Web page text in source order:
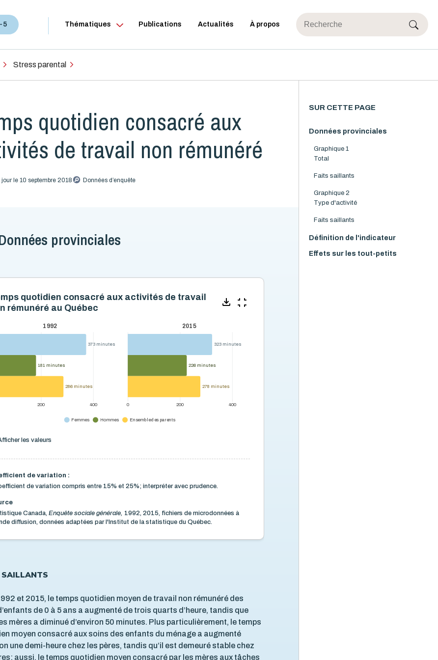
Thématiques
5 Publications Actualités À propos
Stress parental
quotidien consacré aux
de travail non rémunéré
jour le 10 septembre 2018 Données d’enquête
provinciales
quotidien consacré aux activités de travail
rémunéré au Québec
200 400 0 200 400
373 minutes
373 minutes
181 minutes
181 minutes
286 minutes
286 minutes
323 minutes
323 minutes
226 minutes
226 minutes
278 minutes
278 minutes
1992 2015
Femmes Hommes Ensemble des parents
les valeurs
de variation :
de variation compris entre 15% et 25%; interpréter avec prudence.
Canada, Enquête sociale générale, 1992, 2015, fichiers de microdonnées à
diffusion, données adaptées par l'Institut de la statistique du Québec.
et 2015, le temps quotidien moyen de travail non rémunéré des
de 0 à 5 ans a augmenté de trois quarts d’heure, tandis que
mères a diminué d’environ 50 minutes. Plus particulièrement, le temps
moyen consacré aux soins des enfants du ménage a augmenté
une demi-heure chez les pères, tandis qu’il est demeuré stable chez
aussi, le temps quotidien moyen consacré par les mères aux tâches
SUR CETTE PAGE
Données provinciales
Graphique 1
Total
Faits saillants
Graphique 2
Type d'activité
Faits saillants
Définition de l'indicateur
Effets sur les tout-petits